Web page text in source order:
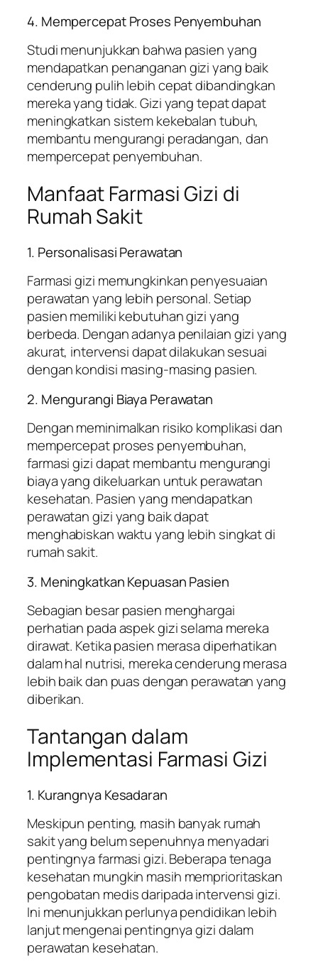
4. Mempercepat Proses Penyembuhan
Studi menunjukkan bahwa pasien yang
mendapatkan penanganan gizi yang baik
cenderung pulih lebih cepat dibandingkan
mereka yang tidak. Gizi yang tepat dapat
meningkatkan sistem kekebalan tubuh,
membantu mengurangi peradangan, dan
mempercepat penyembuhan.
Manfaat Farmasi Gizi di
Rumah Sakit
1. Personalisasi Perawatan
Farmasi gizi memungkinkan penyesuaian
perawatan yang lebih personal. Setiap
pasien memiliki kebutuhan gizi yang
berbeda. Dengan adanya penilaian gizi yang
akurat, intervensi dapat dilakukan sesuai
dengan kondisi masing-masing pasien.
2. Mengurangi Biaya Perawatan
Dengan meminimalkan risiko komplikasi dan
mempercepat proses penyembuhan,
farmasi gizi dapat membantu mengurangi
biaya yang dikeluarkan untuk perawatan
kesehatan. Pasien yang mendapatkan
perawatan gizi yang baik dapat
menghabiskan waktu yang lebih singkat di
rumah sakit.
3. Meningkatkan Kepuasan Pasien
Sebagian besar pasien menghargai
perhatian pada aspek gizi selama mereka
dirawat. Ketika pasien merasa diperhatikan
dalam hal nutrisi, mereka cenderung merasa
lebih baik dan puas dengan perawatan yang
diberikan.
Tantangan dalam
Implementasi Farmasi Gizi
1. Kurangnya Kesadaran
Meskipun penting, masih banyak rumah
sakit yang belum sepenuhnya menyadari
pentingnya farmasi gizi. Beberapa tenaga
kesehatan mungkin masih memprioritaskan
pengobatan medis daripada intervensi gizi.
Ini menunjukkan perlunya pendidikan lebih
lanjut mengenai pentingnya gizi dalam
perawatan kesehatan.